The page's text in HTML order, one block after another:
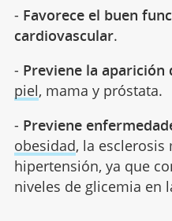
- Favorece el buen
cardiovascular.
- Previene la aparición
piel, mama y próstata.
- Previene
obesidad, la
hipertensión, ya que
niveles de glicemia en